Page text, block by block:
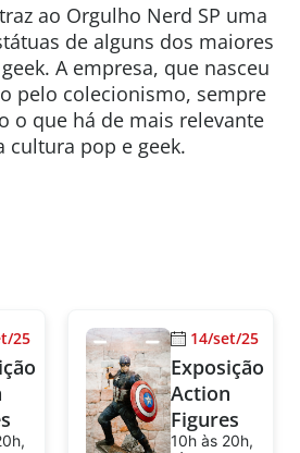
ao Orgulho Nerd SP uma
de alguns dos maiores
A empresa, que nasceu
pelo colecionismo, sempre
o que há de mais relevante
cultura pop e geek.
25 14/set/25
Exposição
Action
Figures
10h às 20h,